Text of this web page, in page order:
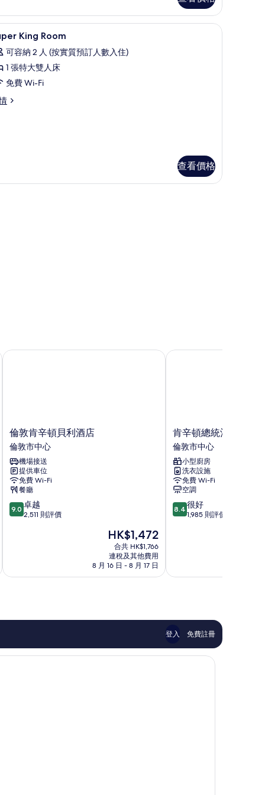
2 King Room
可容納 2 人 (按實質預訂人數入住)
1 張特大雙人床
免費 Wi-Fi
查看價格
倫
敦
肯
辛
頓
貝
利
酒
店
倫敦肯辛頓貝利酒店
倫敦市中心
機場接送
提供車位
免費 Wi-Fi
餐廳
9.0
分
卓
評
評
9.0 卓越
2,511 則評價
現
售
HK$1,472
HK$1,472
合共 HK$1,766
連稅及其他費用
8 月 16 日 - 8 月 17 日
倫敦肯辛頓貝利酒店
肯
辛
頓
總
統
酒
店
倫
敦
肯辛頓總統酒店
倫敦市中心
小型廚房
洗衣設施
免費 Wi-Fi
空調
8.4
分
很
評
價
評
8.4 很好
1,985 則評價
肯辛頓總統酒店
登入 免費註冊